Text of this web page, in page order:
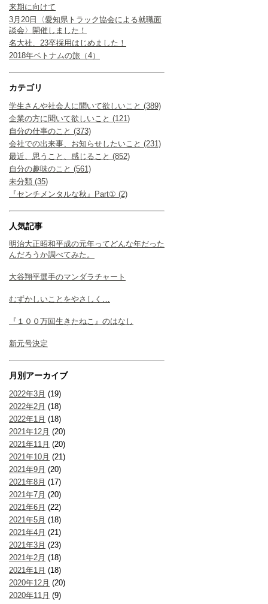
来期に向けて
3月20日〈愛知県トラック協会による就職面
談会〉開催しました！
名大社、23卒採用はじめました！
2018年ベトナムの旅（4）
カテゴリ
学生さんや社会人に聞いて欲しいこと (389)
企業の方に聞いて欲しいこと (121)
自分の仕事のこと (373)
会社での出来事、お知らせしたいこと (231)
最近、思うこと、感じること (852)
自分の趣味のこと (561)
未分類 (35)
『センチメンタルな秋』Part① (2)
人気記事
明治大正昭和平成の元年ってどんな年だった
んだろうか調べてみた。
大谷翔平選手のマンダラチャート
むずかしいことをやさしく…
『１００万回生きたねこ』のはなし
新元号決定
月別アーカイブ
2022年3月 (19)
2022年2月 (18)
2022年1月 (18)
2021年12月 (20)
2021年11月 (20)
2021年10月 (21)
2021年9月 (20)
2021年8月 (17)
2021年7月 (20)
2021年6月 (22)
2021年5月 (18)
2021年4月 (21)
2021年3月 (23)
2021年2月 (18)
2021年1月 (18)
2020年12月 (20)
2020年11月 (9)